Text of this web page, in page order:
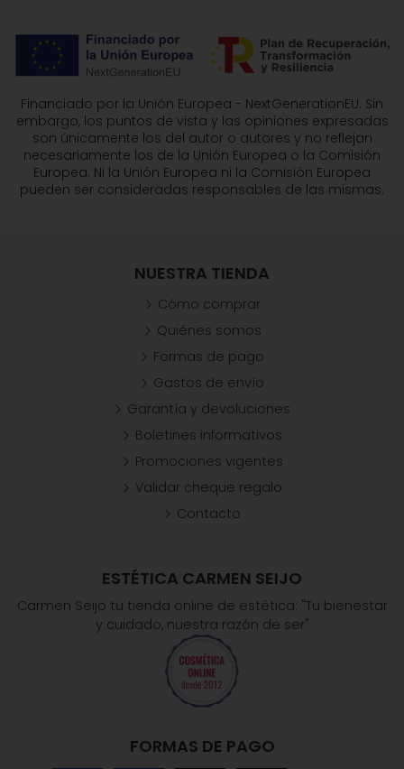
Financiado por la Unión Europea - NextGenerationEU. Sin
embargo, los puntos de vista y las opiniones expresadas
son únicamente los del autor o autores y no reflejan
necesariamente los de la Unión Europea o la Comisión
Europea. Ni la Unión Europea ni la Comisión Europea
pueden ser consideradas responsables de las mismas.
ESTÉTICA CARMEN SEIJO
Carmen Seijo tu tienda online de estética: "Tu bienestar
y cuidado, nuestra razón de ser"
FORMAS DE PAGO
NUESTRA TIENDA
Cómo comprar
Quiénes somos
Formas de pago
Gastos de envío
Garantía y devoluciones
Boletines informativos
Promociones vigentes
Validar cheque regalo
Contacto